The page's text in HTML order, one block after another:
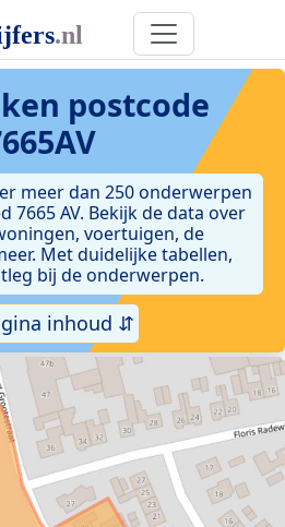
postcode
meer dan 250 onderwerpen
7665 AV. Bekijk de data over
voertuigen, de
Met duidelijke tabellen,
bij de onderwerpen.
inhoud ⇵